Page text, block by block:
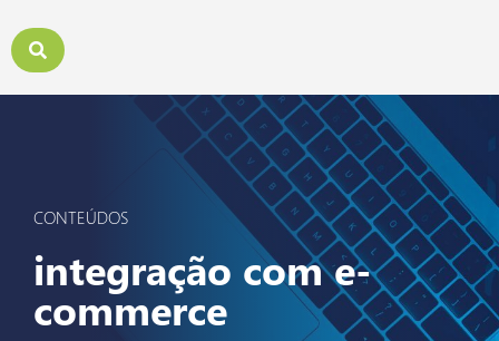
CONTEÚDOS
integração com e-
commerce